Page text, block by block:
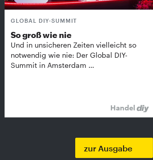
GLOBAL DIY-SUMMIT
So groß wie nie
Und in unsicheren Zeiten vielleicht so
notwendig wie nie: Der Global DIY-
Summit in Amsterdam …
Handel
zur Ausgabe